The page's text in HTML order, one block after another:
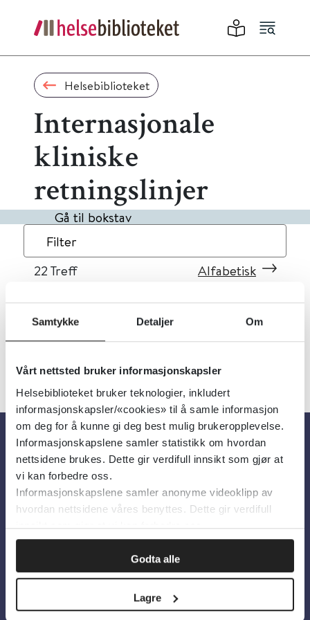
Samtykke Detaljer Om
Vårt nettsted bruker informasjonskapsler
Helsebiblioteket bruker teknologier, inkludert
informasjonskapsler/«cookies» til å samle informasjon
om deg for å kunne gi deg best mulig brukeropplevelse.
Informasjonskapslene samler statistikk om hvordan
nettsidene brukes. Dette gir verdifull innsikt som gjør at
vi kan forbedre oss.
Informasjonskapslene samler anonyme videoklipp av
hvordan nettsidene våres benyttes. Dette gir verdifull
innsikt som gjør at vi kan forbedre oss.
Godta alle
Lagre
Helsebiblioteket
Internasjonale
kliniske
retningslinjer
Gå til bokstav
Filter
22 Treff Alfabetisk
Om oss
Om Helsebiblioteket
Personvern og informasjonskapsler
Tilgjengelighetserklæring
Information in English
Bilder fra Colourbox.com